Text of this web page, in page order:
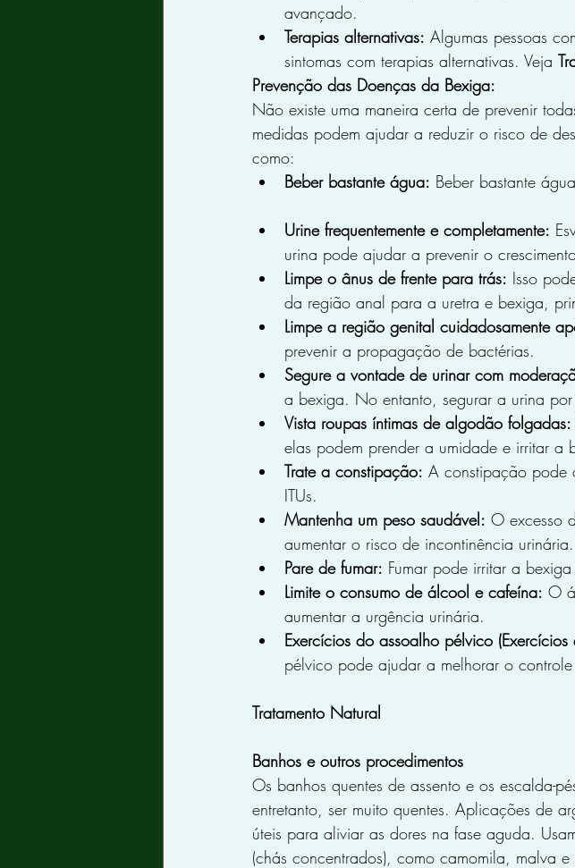
avançado.
Terapias alternativas: Algumas pessoas
sintomas com terapias alternativas. Veja
Prevenção das Doenças da Bexiga:
Não existe uma maneira certa de prevenir
medidas podem ajudar a reduzir o risco de
como:
Beber bastante água: Beber bastante
Urine frequentemente e completamente:
urina pode ajudar a prevenir o
Limpe o ânus de frente para trás: Isso
da região anal para a uretra e bexiga,
Limpe a região genital cuidadosamente
prevenir a propagação de bactérias.
Segure a vontade de urinar com
a bexiga. No entanto, segurar a urina
Vista roupas íntimas de algodão folgadas:
elas podem prender a umidade e irritar a
Trate a constipação: A constipação pode
ITUs.
Mantenha um peso saudável: O excesso
aumentar o risco de incontinência urinária.
Pare de fumar: Fumar pode irritar a
Limite o consumo de álcool e cafeína: O
aumentar a urgência urinária.
Exercícios do assoalho pélvico (Exercícios
pélvico pode ajudar a melhorar o
Tratamento Natural
Banhos e outros procedimentos
Os banhos quentes de assento e os escalda-
entretanto, ser muito quentes. Aplicações de
úteis para aliviar as dores na fase aguda.
(chás concentrados), como camomila, malva e